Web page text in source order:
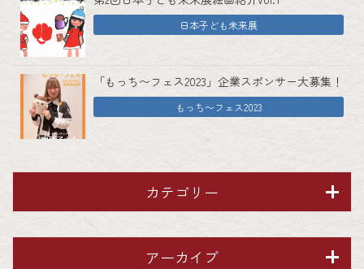
日本子ども未来展
「もっち〜フェス2023」企業スポンサー大募集！
もっち〜フェス2023
カテゴリー
アーカイブ